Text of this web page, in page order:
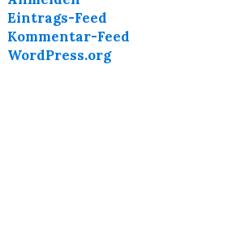
Eintrags-Feed
Kommentar-Feed
WordPress.org